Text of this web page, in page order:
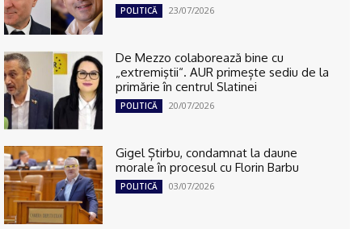
POLITICĂ 23/07/2026
De Mezzo colaborează bine cu
„extremiştii“. AUR primește sediu de la
primărie în centrul Slatinei
POLITICĂ 20/07/2026
Gigel Știrbu, condamnat la daune
morale în procesul cu Florin Barbu
POLITICĂ 03/07/2026